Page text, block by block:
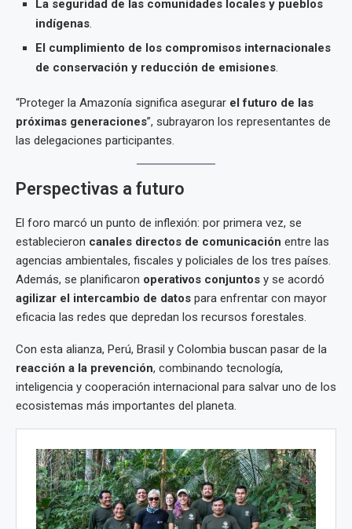
La seguridad de las comunidades locales y pueblos
indígenas.
El cumplimiento de los compromisos internacionales
de conservación y reducción de emisiones.
“Proteger la Amazonía significa asegurar el futuro de las
próximas generaciones”, subrayaron los representantes de
las delegaciones participantes.
Perspectivas a futuro
El foro marcó un punto de inflexión: por primera vez, se
establecieron canales directos de comunicación entre las
agencias ambientales, fiscales y policiales de los tres países.
Además, se planificaron operativos conjuntos y se acordó
agilizar el intercambio de datos para enfrentar con mayor
eficacia las redes que depredan los recursos forestales.
Con esta alianza, Perú, Brasil y Colombia buscan pasar de la
reacción a la prevención, combinando tecnología,
inteligencia y cooperación internacional para salvar uno de los
ecosistemas más importantes del planeta.